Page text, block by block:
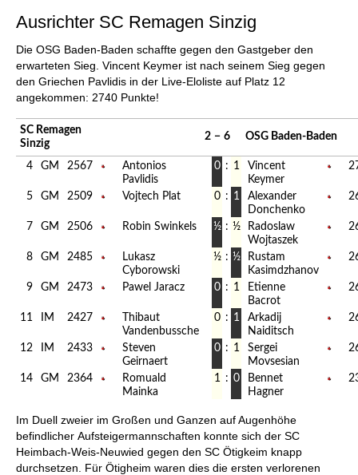
Ausrichter SC Remagen Sinzig
Die OSG Baden-Baden schaffte gegen den Gastgeber den
erwarteten Sieg. Vincent Keymer ist nach seinem Sieg gegen
den Griechen Pavlidis in der Live-Eloliste auf Platz 12
angekommen: 2740 Punkte!
SC Remagen
Sinzig
2 − 6 OSG Baden-Baden
4 GM 2567
Antonios
Pavlidis
0 : 1
Vincent
Keymer
5 GM 2509 Vojtech Plat 0 : 1
Alexander
Donchenko
7 GM 2506 Robin Swinkels ½ : ½
Radoslaw
Wojtaszek
8 GM 2485
Lukasz
Cyborowski
½ : ½
Rustam
Kasimdzhanov
9 GM 2473 Pawel Jaracz 0 : 1
Etienne
Bacrot
11 IM 2427
Thibaut
Vandenbussche
0 : 1
Arkadij
Naiditsch
12 IM 2433
Steven
Geirnaert
0 : 1
Sergei
Movsesian
14 GM 2364
Romuald
Mainka
1 : 0
Bennet
Hagner
Im Duell zweier im Großen und Ganzen auf Augenhöhe
befindlicher Aufsteigermannschaften konnte sich der SC
Heimbach-Weis-Neuwied gegen den SC Ötigkeim knapp
durchsetzen. Für Ötigheim waren dies die ersten verlorenen